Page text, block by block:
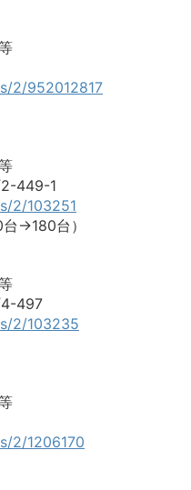
2/952012817
2-449-1
2/103251
→180台）
4-497
2/103235
2/1206170